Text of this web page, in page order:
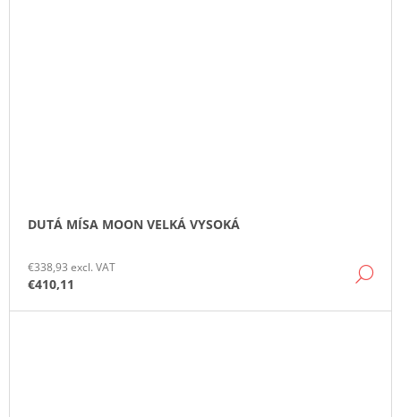
DUTÁ MÍSA MOON VELKÁ VYSOKÁ
€338,93 excl. VAT
€410,11